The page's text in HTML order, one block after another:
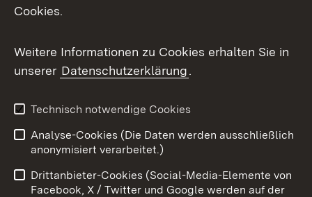
Messenger
Social Wall
X / Twitter
Youtube
Benutzungshinweise
Barrierefreiheit
Cookies.
Weitere Informationen zu Cookies erhalten Sie in
unserer Datenschutzerklärung.
Technisch notwendige Cookies
Analyse-Cookies (Die Daten werden ausschließlich
anonymisiert verarbeitet.)
Drittanbieter-Cookies (Social-Media-Elemente von
Facebook, X / Twitter und Google werden auf der